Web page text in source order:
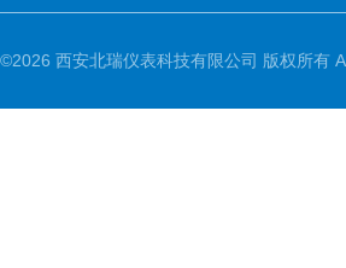
©2026 西安北瑞仪表科技有限公司 版权所有